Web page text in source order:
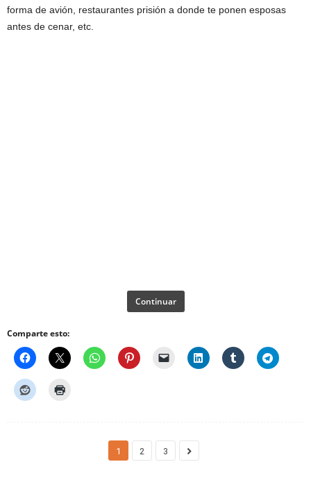
forma de avión, restaurantes prisión a donde te ponen esposas
antes de cenar, etc.
Continuar
Comparte esto:
1 2 3